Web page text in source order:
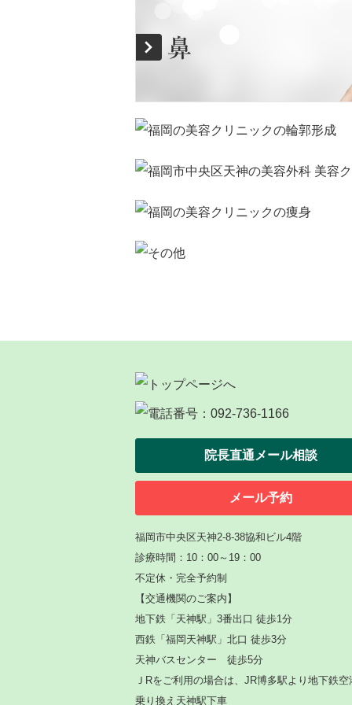
院長直通メール相談
メール予約
福岡市中央区天神2-8-38協和ビル4階
診療時間：10：00～19：00
不定休・完全予約制
【交通機関のご案内】
地下鉄「天神駅」3番出口 徒歩1分
西鉄「福岡天神駅」北口 徒歩3分
天神バスセンター 徒歩5分
ＪRをご利用の場合は、JR博多駅より地下鉄空
乗り換え天神駅下車